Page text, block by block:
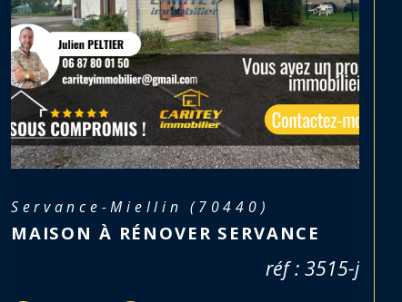
Lure (70200)
MAISON 194M² LURE
réf : 3383-j